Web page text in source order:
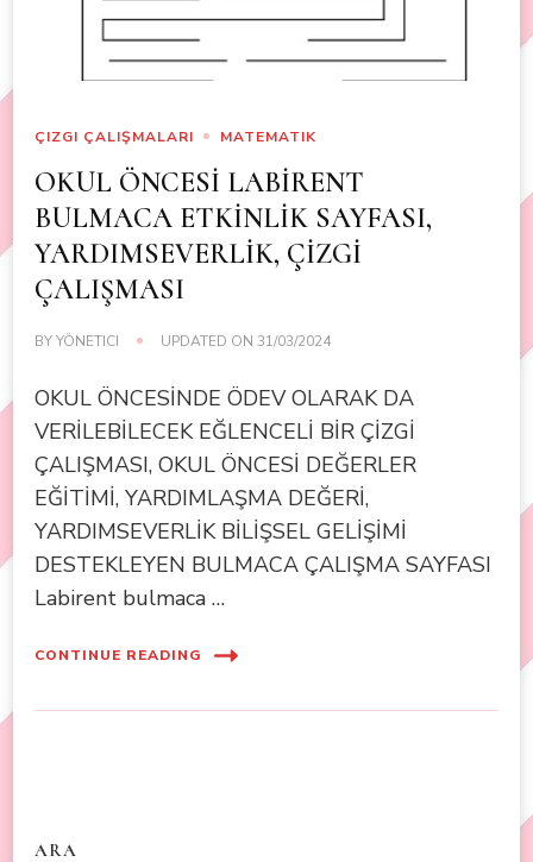
ÇIZGI ÇALIŞMALARI MATEMATIK
OKUL ÖNCESİ LABİRENT
BULMACA ETKİNLİK SAYFASI,
YARDIMSEVERLİK, ÇİZGİ
ÇALIŞMASI
BYYÖNETICI UPDATED ON 31/03/2024
OKUL ÖNCESİNDE ÖDEV OLARAK DA
VERİLEBİLECEK EĞLENCELİ BİR ÇİZGİ
ÇALIŞMASI, OKUL ÖNCESİ DEĞERLER
EĞİTİMİ, YARDIMLAŞMA DEĞERİ,
YARDIMSEVERLİK BİLİŞSEL GELİŞİMİ
DESTEKLEYEN BULMACA ÇALIŞMA SAYFASI
Labirent bulmaca …
CONTINUE READING
ARA